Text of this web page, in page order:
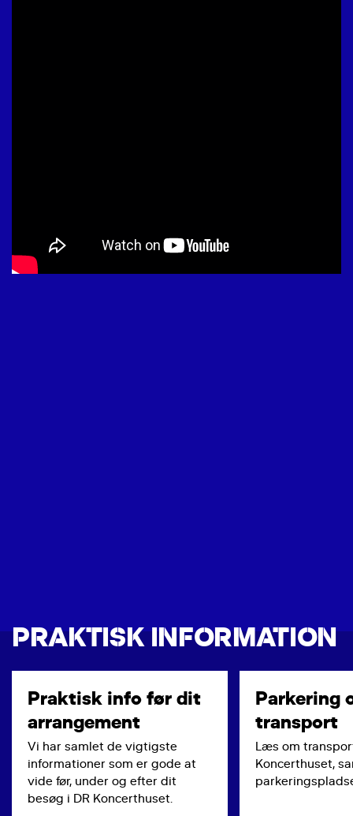
PRAKTISK INFORMATION
Praktisk info før dit
arrangement
Vi har samlet de vigtigste
informationer som er gode at
vide før, under og efter dit
besøg i DR Koncerthuset.
Parkering
transport
Læs om
Koncerthuset,